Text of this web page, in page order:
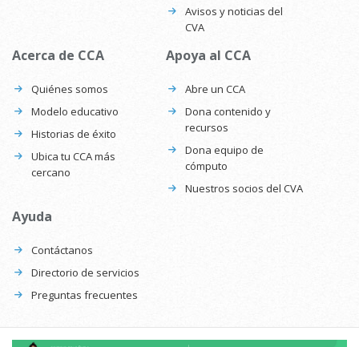
Avisos y noticias del
CVA
Acerca de CCA
Quiénes somos
Modelo educativo
Historias de éxito
Ubica tu CCA más
cercano
Apoya al CCA
Abre un CCA
Dona contenido y
recursos
Dona equipo de
cómputo
Nuestros socios del CVA
Ayuda
Contáctanos
Directorio de servicios
Preguntas frecuentes